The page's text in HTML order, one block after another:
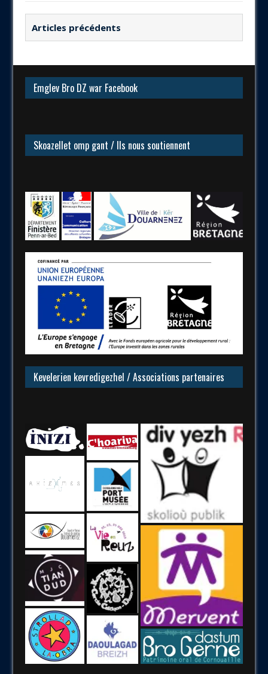
Articles précédents
Emglev Bro DZ war Facebook
Skoazellet omp gant / Ils nous soutiennent
Kevelerien kevredigezhel / Associations partenaires